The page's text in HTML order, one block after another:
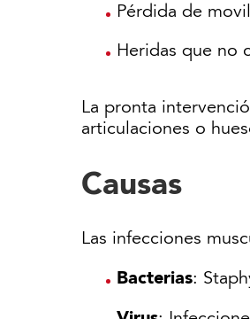
Pérdida de
Heridas que no
La pronta
articulaciones o
Causas
Las infecciones
Bacterias: